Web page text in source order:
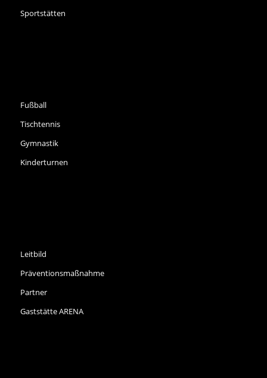
Sportstätten
Fußball
Tischtennis
Gymnastik
Kinderturnen
Leitbild
Präventionsmaßnahme
Partner
Gaststätte ARENA